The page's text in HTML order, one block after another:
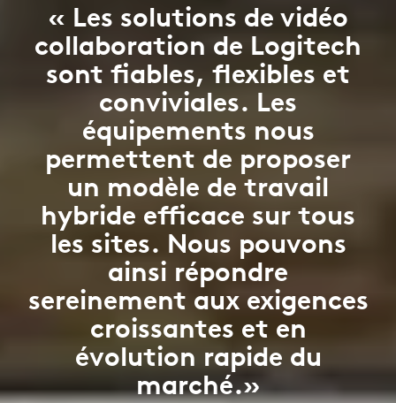
« Les solutions de vidéo
collaboration de Logitech
sont fiables, flexibles et
conviviales. Les
équipements nous
permettent de proposer
un modèle de travail
hybride efficace sur tous
les sites. Nous pouvons
ainsi répondre
sereinement aux exigences
croissantes et en
évolution rapide du
marché.»